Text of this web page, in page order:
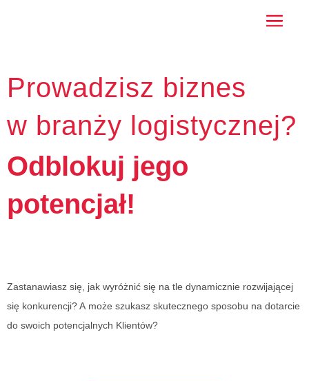
Prowadzisz biznes
w branży logistycznej?
Odblokuj jego
potencjał!
Zastanawiasz się, jak wyróżnić się na tle dynamicznie rozwijającej
się konkurencji? A może szukasz skutecznego sposobu na dotarcie
do swoich potencjalnych Klientów?